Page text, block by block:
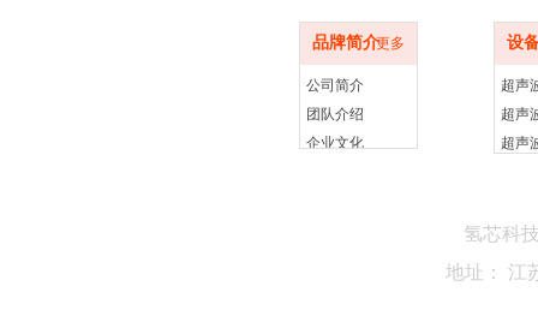
品牌简介更多
公司简介
团队介绍
企业文化
设
氢芯科
地址： 江